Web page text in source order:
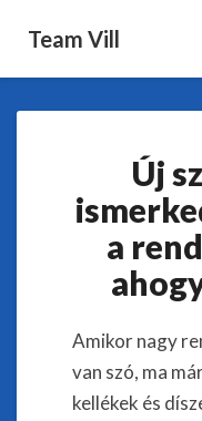
Team Vill
Új
a
Amikor nagy
van szó, ma
kellékek és